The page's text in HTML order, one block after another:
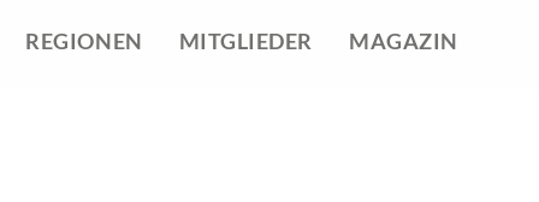
REGIONEN MITGLIEDER MAGAZIN